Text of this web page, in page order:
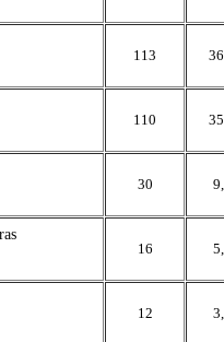
113
110
30
16
12